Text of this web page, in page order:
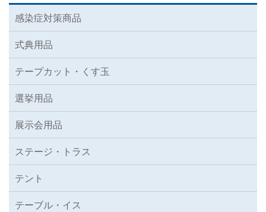
感染症対策商品
式典用品
テープカット・くす玉
選挙用品
展示会用品
ステージ・トラス
テント
テーブル・イス